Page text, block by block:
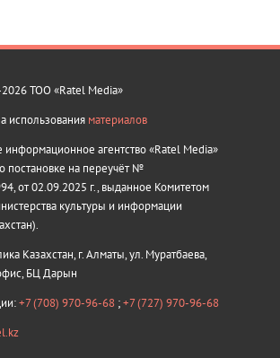
ТОО «Ratel Media»
использования материалов
агентство «Ratel Media»
постановке на переучёт №
от 02.09.2025 г., выданное Комитетом
культуры и информации
Казахстан, г. Алматы, ул. Муратбаева,
БЦ Дарын
+7 (708) 970-96-68 ;+7 (727) 970-96-68